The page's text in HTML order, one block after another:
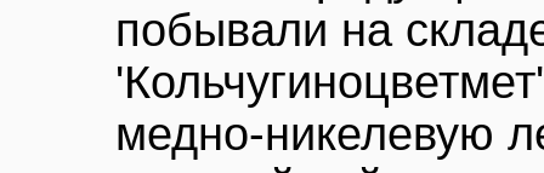
побывали на
медно-никелевую